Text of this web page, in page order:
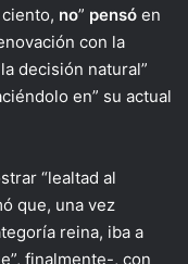
no” pensó en
con la
decisión natural”
en” su actual
“lealtad al
que, una vez
reina, iba a
finalmente-, con